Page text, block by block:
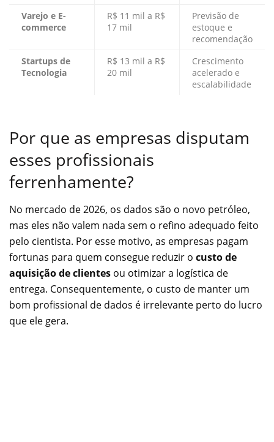
Varejo e E-
commerce
R$ 11 mil a R$
17 mil
Previsão de
estoque e
recomendação
Startups de
Tecnologia
R$ 13 mil a R$
20 mil
Crescimento
acelerado e
escalabilidade
Por que as empresas disputam
esses profissionais
ferrenhamente?
No mercado de 2026, os dados são o novo petróleo,
mas eles não valem nada sem o refino adequado feito
pelo cientista. Por esse motivo, as empresas pagam
fortunas para quem consegue reduzir o custo de
aquisição de clientes ou otimizar a logística de
entrega. Consequentemente, o custo de manter um
bom profissional de dados é irrelevante perto do lucro
que ele gera.